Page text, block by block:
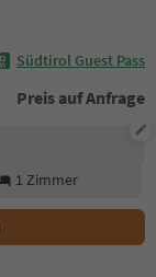
Südtirol Guest Pass
Preis auf Anfrage
1 Zimmer